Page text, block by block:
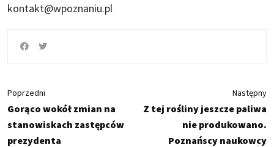
kontakt@wpoznaniu.pl
Poprzedni
Gorąco wokół zmian na
stanowiskach zastępców
prezydenta
Następny
Z tej rośliny jeszcze paliwa
nie produkowano.
Poznańscy naukowcy